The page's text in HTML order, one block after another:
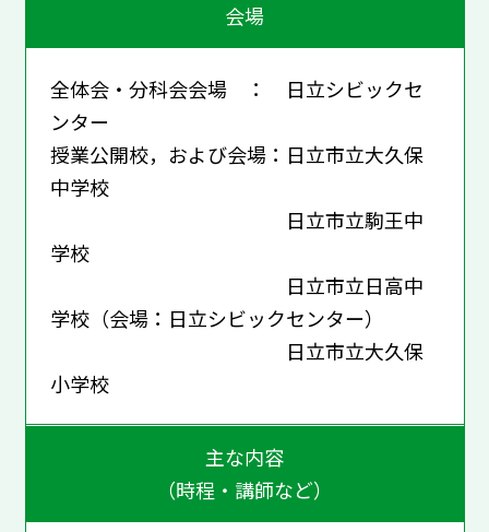
会場
全体会・分科会会場 ： 日立シビックセ
ンター
授業公開校，および会場：日立市立大久保
中学校
日立市立駒王中
学校
日立市立日高中
学校（会場：日立シビックセンター）
日立市立大久保
小学校
主な内容
（時程・講師など）